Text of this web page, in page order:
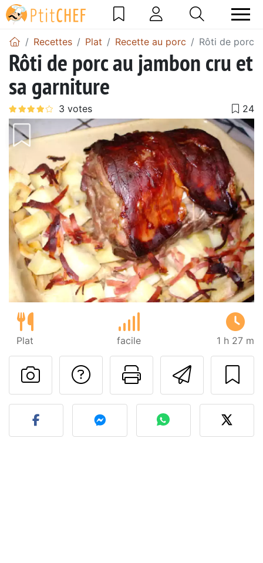
Recettes Plat Recette au porc Rôti de porc
Rôti de porc au jambon cru et
sa garniture
Plat facile 1 h 27 m
Imprimer
Poser une
Publier votre photo de